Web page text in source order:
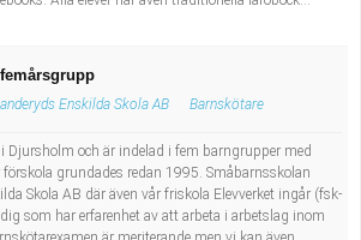
Enskilda Skola AB Barnskötare
Djursholm och är indelad i fem barngrupper med
grundades redan 1995. Småbarnsskolan
Skola AB där även vår friskola Elevverket ingår (fsk-
som har erfarenhet av att arbeta i arbetslag inom